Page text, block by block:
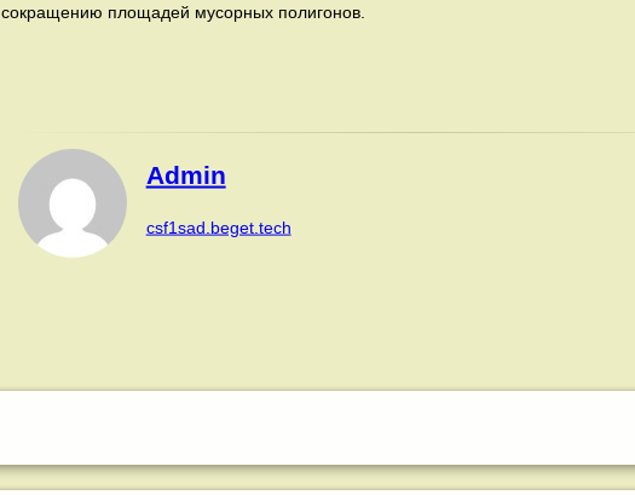
сокращению площадей мусорных полигонов.
Admin
csf1sad.beget.tech